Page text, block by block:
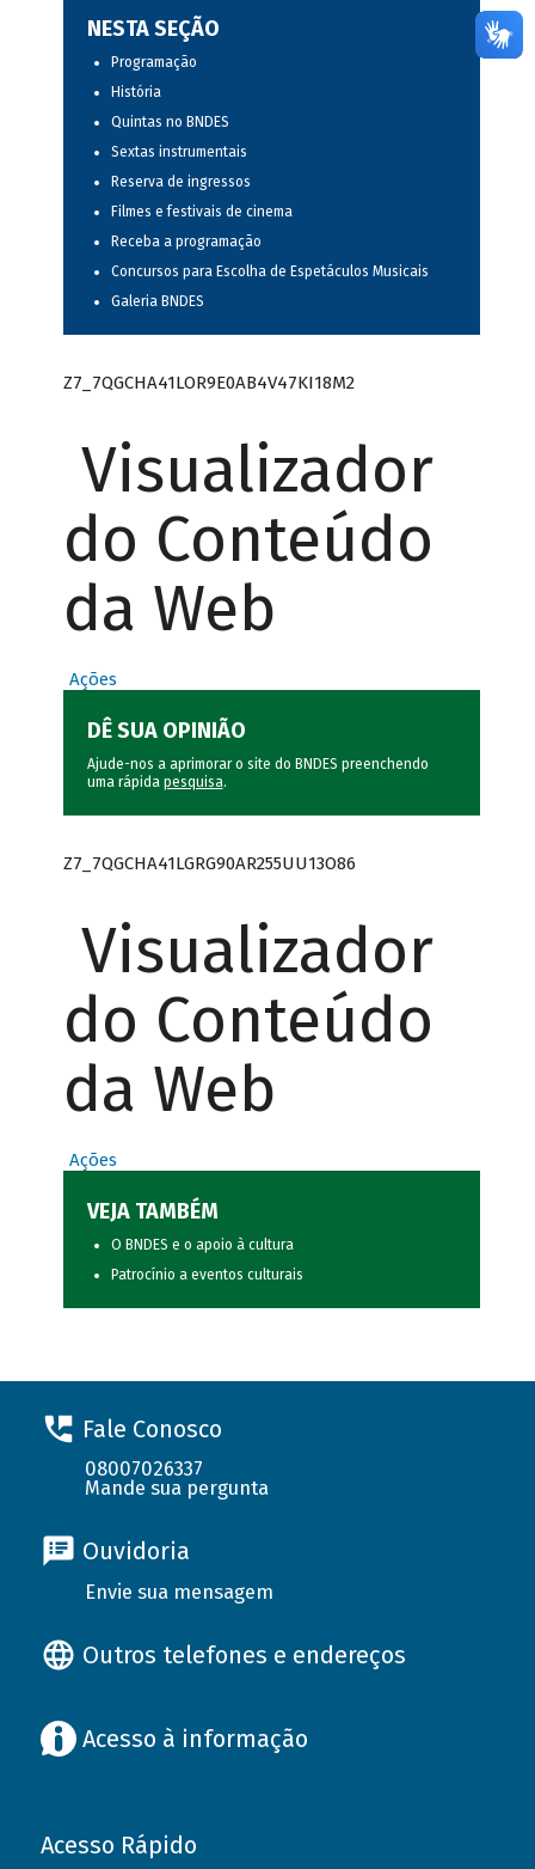
NESTA SEÇÃO
Programação
História
Quintas no BNDES
Sextas instrumentais
Reserva de ingressos
Filmes e festivais de cinema
Receba a programação
Concursos para Escolha de Espetáculos Musicais
Galeria BNDES
Z7_7QGCHA41LOR9E0AB4V47KI18M2
Visualizador
do Conteúdo
da Web
Ações
DÊ SUA OPINIÃO
Ajude-nos a aprimorar o site do BNDES preenchendo
uma rápida pesquisa.
Z7_7QGCHA41LGRG90AR255UU13O86
Visualizador
do Conteúdo
da Web
Ações
VEJA TAMBÉM
O BNDES e o apoio à cultura
Patrocínio a eventos culturais
Fale Conosco
08007026337
Mande sua pergunta
Ouvidoria
Envie sua mensagem
Outros telefones e endereços
Acesso à informação
Acesso Rápido